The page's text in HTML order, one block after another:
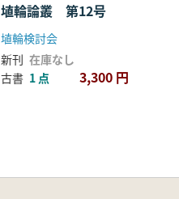
埴輪論叢 第12号
埴輪検討会
新刊 在庫なし
古書 1 点 3,300 円